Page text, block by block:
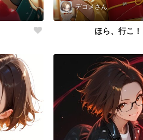
デコメさん
ほら、行こ！